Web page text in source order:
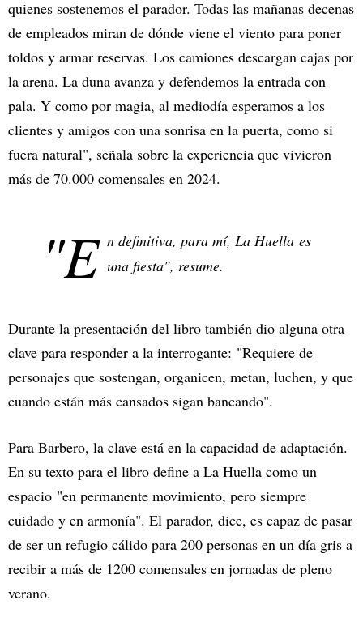
quienes sostenemos el parador. Todas las mañanas decenas
de empleados miran de dónde viene el viento para poner
toldos y armar reservas. Los camiones descargan cajas por
la arena. La duna avanza y defendemos la entrada con
pala. Y como por magia, al mediodía esperamos a los
clientes y amigos con una sonrisa en la puerta, como si
fuera natural", señala sobre la experiencia que vivieron
más de 70.000 comensales en 2024.
"E n definitiva, para mí, La Huella es
una fiesta", resume.
Durante la presentación del libro también dio alguna otra
clave para responder a la interrogante: "Requiere de
personajes que sostengan, organicen, metan, luchen, y que
cuando están más cansados sigan bancando".
Para Barbero, la clave está en la capacidad de adaptación.
En su texto para el libro define a La Huella como un
espacio "en permanente movimiento, pero siempre
cuidado y en armonía". El parador, dice, es capaz de pasar
de ser un refugio cálido para 200 personas en un día gris a
recibir a más de 1200 comensales en jornadas de pleno
verano.